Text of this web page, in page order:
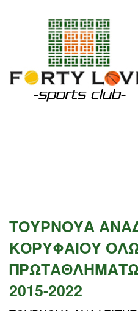
ΤΟΥΡΝΟΥΑ
ΚΟΡΥΦΑΙΟΥ
2015-2022